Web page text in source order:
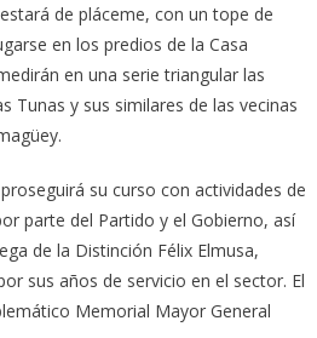
de pláceme, con un tope de
en los predios de la Casa
en una serie triangular las
Tunas y sus similares de las vecinas
su curso con actividades de
parte del Partido y el Gobierno, así
de la Distinción Félix Elmusa,
sus años de servicio en el sector. El
Memorial Mayor General